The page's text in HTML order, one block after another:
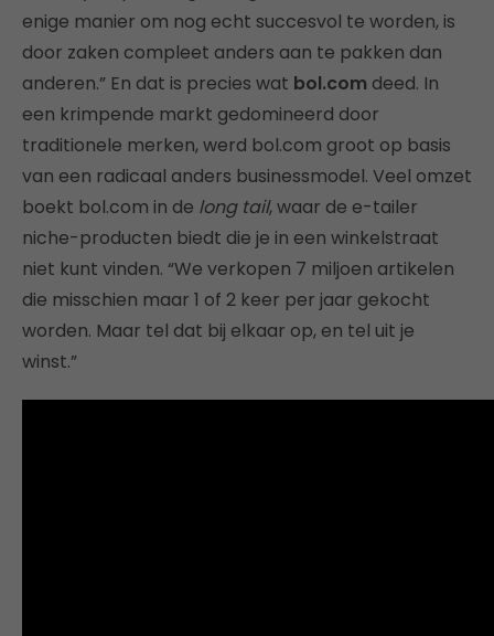
enige manier om nog echt succesvol te worden, is
door zaken compleet anders aan te pakken dan
anderen.” En dat is precies wat bol.com deed. In
een krimpende markt gedomineerd door
traditionele merken, werd bol.com groot op basis
van een radicaal anders businessmodel. Veel omzet
boekt bol.com in de long tail, waar de e-tailer
niche-producten biedt die je in een winkelstraat
niet kunt vinden. “We verkopen 7 miljoen artikelen
die misschien maar 1 of 2 keer per jaar gekocht
worden. Maar tel dat bij elkaar op, en tel uit je
winst.”